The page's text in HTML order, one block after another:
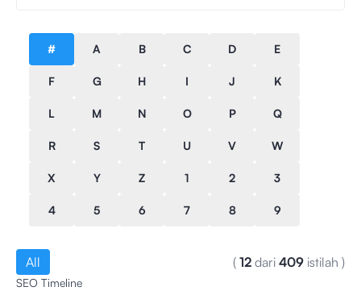
# A B C D E
F G H I J K
L M N O P Q
R S T U V W
X Y Z 1 2 3
4 5 6 7 8 9
All ( 12 dari 409 istilah )
SEO Timeline